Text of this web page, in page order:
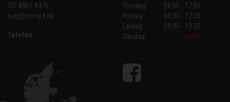
Tlf. 8861 8476
salg@mcsyd.dk
Telefon
Torsdag
08:00 - 17:00
Fredag
08:00 - 17:00
Lørdag
09:00 - 13:00
Søndag
Lukket